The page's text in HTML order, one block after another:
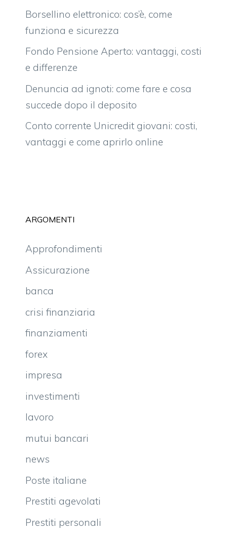
Borsellino elettronico: cos’è, come
funziona e sicurezza
Fondo Pensione Aperto: vantaggi, costi
e differenze
Denuncia ad ignoti: come fare e cosa
succede dopo il deposito
Conto corrente Unicredit giovani: costi,
vantaggi e come aprirlo online
ARGOMENTI
Approfondimenti
Assicurazione
banca
crisi finanziaria
finanziamenti
forex
impresa
investimenti
lavoro
mutui bancari
news
Poste italiane
Prestiti agevolati
Prestiti personali